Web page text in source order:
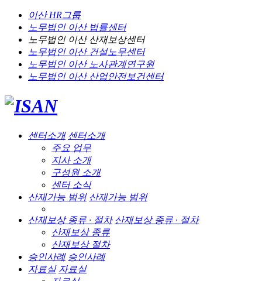
이산 HR그룹
노무법인 이산법률센터
노무법인 이산산재보상센터
노무법인 이산건설노무센터
노무법인 이산노사관계연구원
노무법인 이산산업안전보건센터
센터소개 센터소개
주요 업무
지사 소개
구성원 소개
센터 소식
산재가능 범위 산재가능 범위
산재보상 종류 · 절차 산재보상 종류 · 절차
산재보상 종류
산재보상 절차
승인사례 승인사례
자료실 자료실